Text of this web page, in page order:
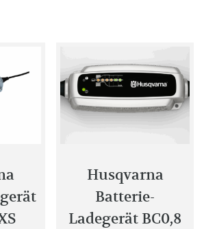
Husqvarna
Batterie-
Ladegerät BC0,8